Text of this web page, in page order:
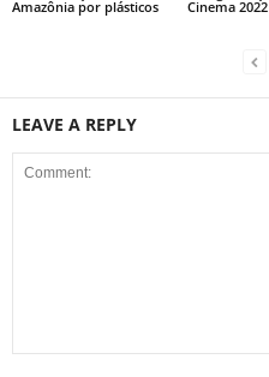
Amazônia por plásticos
Cinema 2022
LEAVE A REPLY